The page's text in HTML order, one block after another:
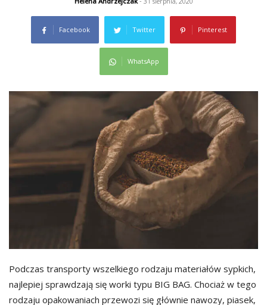
Facebook Twitter Pinterest
WhatsApp
Podczas transporty wszelkiego rodzaju materiałów sypkich,
najlepiej sprawdzają się worki typu BIG BAG. Chociaż w tego
rodzaju opakowaniach przewozi się głównie nawozy, piasek,